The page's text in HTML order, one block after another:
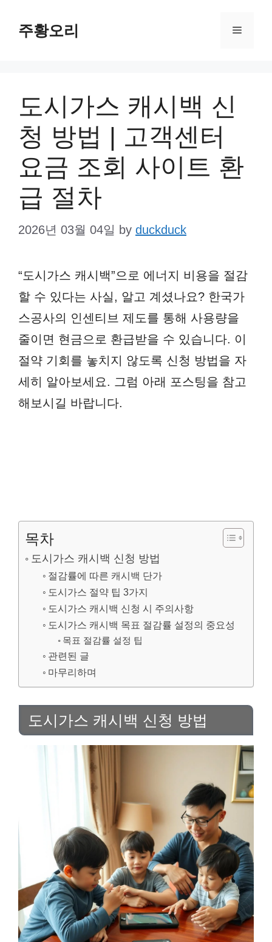
주황오리 Menu
도시가스 캐시백 신
청 방법 | 고객센터
요금 조회 사이트 환
급 절차
2026년 03월 04일 by duckduck
“도시가스 캐시백”으로 에너지 비용을 절감
할 수 있다는 사실, 알고 계셨나요? 한국가
스공사의 인센티브 제도를 통해 사용량을
줄이면 현금으로 환급받을 수 있습니다. 이
절약 기회를 놓치지 않도록 신청 방법을 자
세히 알아보세요. 그럼 아래 포스팅을 참고
해보시길 바랍니다.
목차
도시가스 캐시백 신청 방법
절감률에 따른 캐시백 단가
도시가스 절약 팁 3가지
도시가스 캐시백 신청 시 주의사항
도시가스 캐시백 목표 절감률 설정의 중요성
목표 절감률 설정 팁
관련된 글
마무리하며
도시가스 캐시백 신청 방법